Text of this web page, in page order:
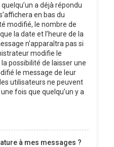
a déjà répondu
en bas du
modifié, le nombre de
la date et l’heure de la
n’apparaîtra pas si
modifie le
possibilité de laisser une
le message de leur
utilisateurs ne peuvent
fois que quelqu’un y a
à mes messages ?